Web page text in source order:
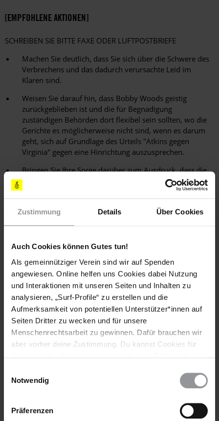
Zustimmung Details Über Cookies
Auch Cookies können Gutes tun!
Als gemeinnütziger Verein sind wir auf Spenden
angewiesen. Online helfen uns Cookies dabei Nutzung
und Interaktionen mit unseren Seiten und Inhalten zu
analysieren, „Surf-Profile“ zu erstellen und die
Aufmerksamkeit von potentiellen Unterstützer*innen auf
Seiten Dritter zu wecken und für unsere
Menschenrechtsarbeit zu gewinnen. Dafür brauchen wir
aber vorher deine Zustimmung. Du kannst Cookies für
wieder ändern. Diesen Banner kannst Du über den Link
Notwendig
Präferenzen
[EMPFOHLENE AKTIONEN]
SCHREIBEN SIE BITTE FAXE ODER LUFTPOSTBRIEFE
Machen Sie deutlich, dass Sie sich über die Schwere des
Verbrechens und das dadurch verursachte Leid im
Klaren sind.
Weisen Sie darauf hin, dass Bobby Woods geistig
zurückgeblieben ist und die für Begnadigung
zuständigen Behörden dort flexibel sein sollten, wo die
Gerichte es möglicherweise nicht sind, wenn es darum
geht, sich auf Grundlage des Urteils "Atkins gegen
Virginia" gegen eine Hinrichtung auszusprechen.
Bringen Sie Ihre Sorge darüber zum Ausdruck, dass die
Arbeit von Bobby Woods’ ursprünglicher
Rechtsvertretung während des Berufungsverfahrens zu
einer vorschnellen Verurteilung geführt haben könnte.
umzuwandeln.
[APPELLE AN]
VORSITZENDE DES BEGNADIGUNGSAUSSCHUSSES
Rissie L. Owens
Presiding Officer
Board of Pardons and Paroles
Executive Clemency Section
8610 Shoal Creek Boulevard
(korrekte Anrede: Dear Ms Owens)
Fax: (00 1) 512 467 0945
Governor Rick Perry